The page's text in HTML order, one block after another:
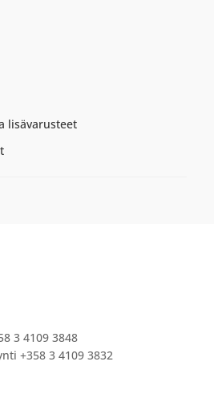
lisävarusteet
3 4109 3848
+358 3 4109 3832